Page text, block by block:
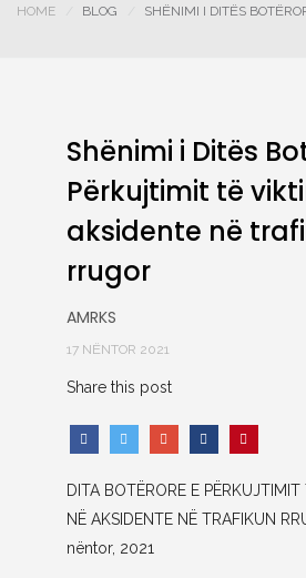
HOME BLOG SHËNIMI I DITËS
Shënimi i Ditës
Përkujtimit të
aksidente në
rrugor
AMRKS
17 NËNTOR 2021
Share this post
DITA BOTËRORE E
NË AKSIDENTE NË TRAFIKUN
nëntor, 2021